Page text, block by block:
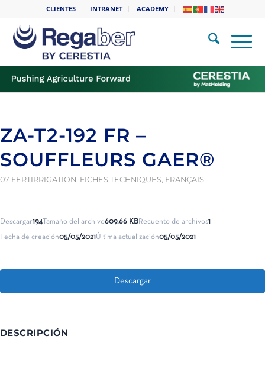
CLIENTES INTRANET ACADEMY
ZA-T2-192 FR –
SOUFFLEURS GAER®
07 FERTIRRIGATION, FICHES TECHNIQUES, FRANÇAIS
Descargar194 Tamaño del archivo609.66 KBRecuento de archivos1
Fecha de creación05/05/2021Última actualización05/05/2021
Descargar
DESCRIPCIÓN